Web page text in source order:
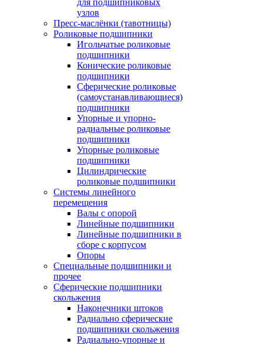
для подшипниковых
узлов
Пресс-маслёнки (тавотницы)
Роликовые подшипники
Игольчатые роликовые
подшипники
Конические роликовые
подшипники
Сферические роликовые
(самоустанавливающиеся)
подшипники
Упорные и упорно-
радиальные роликовые
подшипники
Упорные роликовые
подшипники
Цилиндрические
роликовые подшипники
Системы линейного
перемещения
Валы с опорой
Линейные подшипники
Линейные подшипники в
сборе с корпусом
Опоры
Специальные подшипники и
прочее
Сферические подшипники
скольжения
Наконечники штоков
Радиально сферические
подшипники скольжения
Радиально-упорные и